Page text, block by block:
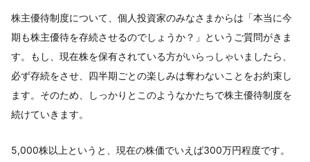
株主優待制度について、個人投資家のみなさまからは「本当に今
期も株主優待を存続させるのでしょうか？」というご質問がきま
す。もし、現在株を保有されている方がいらっしゃいましたら、
必ず存続をさせ、四半期ごとの楽しみは奪わないことをお約束し
ます。そのため、しっかりとこのようなかたちで株主優待制度を
続けていきます。
5,000株以上というと、現在の株価でいえば300万円程度です。